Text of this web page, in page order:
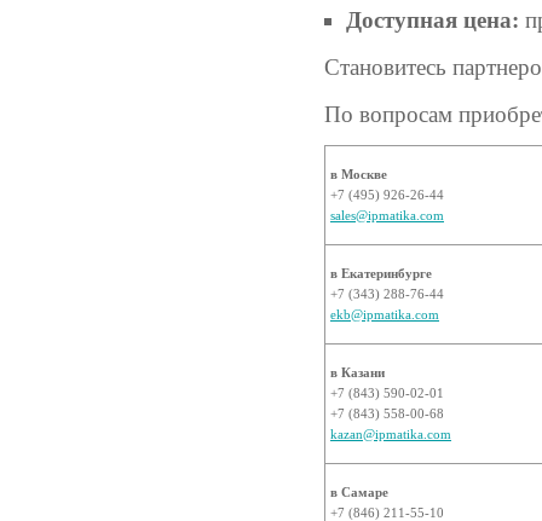
Доступная цена:
Становитесь
По вопросам
в Москве
+7 (495) 926-26-44
sales@ipmatika.com
в Екатеринбурге
+7 (343) 288-76-44
ekb@ipmatika.com
в Казани
+7 (843) 590-02-01
+7 (843) 558-00-68
kazan@ipmatika.com
в Самаре
+7 (846) 211-55-10